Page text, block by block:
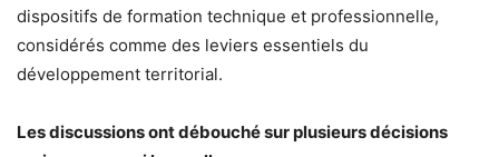
dispositifs de formation technique et professionnelle,
considérés comme des leviers essentiels du
développement territorial.
Les discussions ont débouché sur plusieurs décisions